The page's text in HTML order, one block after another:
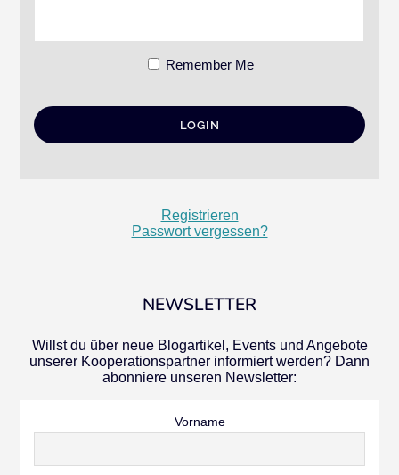
Remember Me
Registrieren
Passwort vergessen?
NEWSLETTER
Willst du über neue Blogartikel, Events und Angebote
unserer Kooperationspartner informiert werden? Dann
abonniere unseren Newsletter:
Vorname